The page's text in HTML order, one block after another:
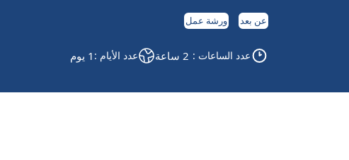
عن بعد ورشة عمل
عدد الساعات : 2 ساعة عدد الأيام : 1 يوم